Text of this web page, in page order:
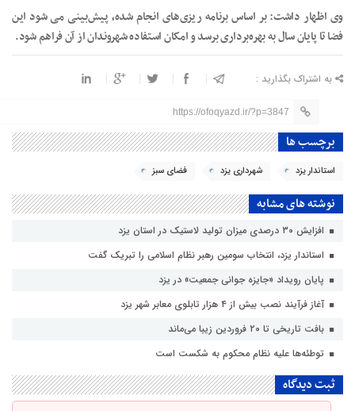
وی اظهار داشت: بر اساس برنامه ریزی‌های انجام شده، پیش‌بینی می شود این
فضا تا پایان سال به بهره‌برداری برسد و امکان استفاده شهروندان از آن فراهم شود.
به اشتراک بگذارید :
https://ofoqyazd.ir/?p=3847
برچسب ها
استاندار یزد شهرداری یزد فضای سبز
نوشته های مشابه
افزایش ۳۰ درصدی میزان تولید لاستیک در استان یزد
استاندار یزد، انتخاب سومین رهبر نظام اسلامی را تبریک گفت
پایان رویداد «جایزه جوانی جمعیت» در یزد
آغاز فرآیند نصب بیش از ۴ هزار تابلوی معابر شهر یزد
بافت تاریخی تا ۲۰ فروردین زیبا می‌ماند
توطئه‌ها علیه نظام محکوم به شکست است
ثبت دیدگاه